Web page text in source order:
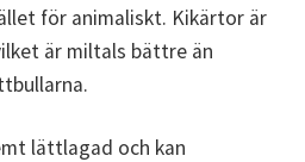
för animaliskt. Kikärtor är
är miltals bättre än
lättlagad och kan